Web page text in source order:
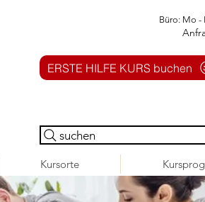
Büro: Mo -
ERSTE HILFE KURS buchen
suchen
Kursorte